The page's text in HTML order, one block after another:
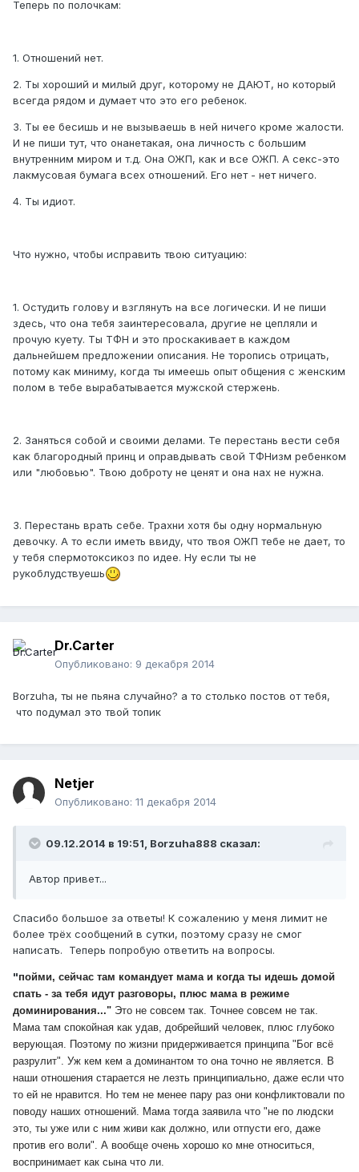
Теперь по полочкам:
1. Отношений нет.
2. Ты хороший и милый друг, которому не ДАЮТ, но который
всегда рядом и думает что это его ребенок.
3. Ты ее бесишь и не вызываешь в ней ничего кроме жалости.
И не пиши тут, что онанетакая, она личность с большим
внутренним миром и т.д. Она ОЖП, как и все ОЖП. А секс-это
лакмусовая бумага всех отношений. Его нет - нет ничего.
4. Ты идиот.
Что нужно, чтобы исправить твою ситуацию:
1. Остудить голову и взглянуть на все логически. И не пиши
здесь, что она тебя заинтересовала, другие не цепляли и
прочую куету. Ты ТФН и это проскакивает в каждом
дальнейшем предложении описания. Не торопись отрицать,
потому как миниму, когда ты имеешь опыт общения с женским
полом в тебе вырабатывается мужской стержень.
2. Заняться собой и своими делами. Те перестань вести себя
как благородный принц и оправдывать свой ТФНизм ребенком
или "любовью". Твою доброту не ценят и она нах не нужна.
3. Перестань врать себе. Трахни хотя бы одну нормальную
девочку. А то если иметь ввиду, что твоя ОЖП тебе не дает, то
у тебя спермотоксикоз по идее. Ну если ты не
рукоблудствуешь
Dr.Carter
Опубликовано: 9 декабря 2014
Borzuha, ты не пьяна случайно? а то столько постов от тебя,
что подумал это твой топик
Netjer
Опубликовано: 11 декабря 2014
09.12.2014 в 19:51, Borzuha888 сказал:
Автор привет...
Спасибо большое за ответы! К сожалению у меня лимит не
более трёх сообщений в сутки, поэтому сразу не смог
написать. Теперь попробую ответить на вопросы.
"пойми, сейчас там командует мама и когда ты идешь домой
спать - за тебя идут разговоры, плюс мама в режиме
доминирования..." Это не совсем так. Точнее совсем не так.
Мама там спокойная как удав, добрейший человек, плюс глубоко
верующая. Поэтому по жизни придерживается принципа "Бог всё
разрулит". Уж кем кем а доминантом то она точно не является. В
наши отношения старается не лезть принципиально, даже если что
то ей не нравится. Но тем не менее пару раз они конфликтовали по
поводу наших отношений. Мама тогда заявила что "не по людски
это, ты уже или с ним живи как должно, или отпусти его, даже
против его воли". А вообще очень хорошо ко мне относиться,
воспринимает как сына что ли.